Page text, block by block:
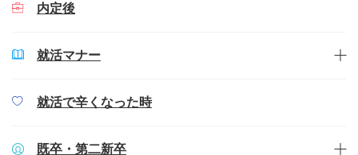
内定後
就活マナー
就活で辛くなった時
既卒・第二新卒